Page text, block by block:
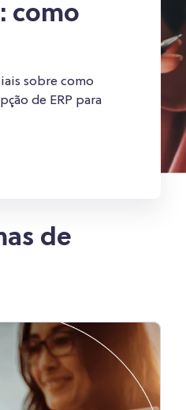
como
sobre como
de ERP para
de